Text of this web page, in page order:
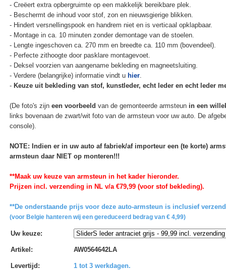
- Creëert extra opbergruimte op een makkelijk bereikbare plek.
- Beschermt de inhoud voor stof, zon en nieuwsgierige blikken.
- Hindert versnellingspook en handrem niet en is verticaal opklapbaar.
- Montage in ca. 10 minuten zonder demontage van de stoelen.
- Lengte ingeschoven ca. 270 mm en breedte ca. 110 mm (bovendeel).
- Perfecte zithoogte door pasklare montagevoet.
- Deksel voorzien van aangename bekleding en magneetsluiting.
- Verdere (belangrijke) informatie vindt u hier.
- Keuze uit bekleding van stof, kunstleder, echt leder en echt leder
(De foto's zijn een voorbeeld van de gemonteerde armsteun in een
links bovenaan de zwart/wit foto van de armsteun voor uw auto. De
console).
NOTE: Indien er in uw auto af fabriek/af importeur een (te korte)
armsteun daar NIET op monteren!!!
**Maak uw keuze van armsteun in het kader hieronder.
Prijzen incl. verzending in NL v/a €79,99 (voor stof bekleding).
**De onderstaande prijs voor deze auto-armsteun is inclusief
(voor Belgie hanteren wij een gereduceerd bedrag van € 4,99)
Uw keuze:
Artikel: AW0564642LA
Levertijd:
1 tot 3 werkdagen.